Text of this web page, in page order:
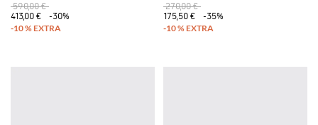
590,00 €
413,00 €
-30%
270,00 €
175,50 €
-35%